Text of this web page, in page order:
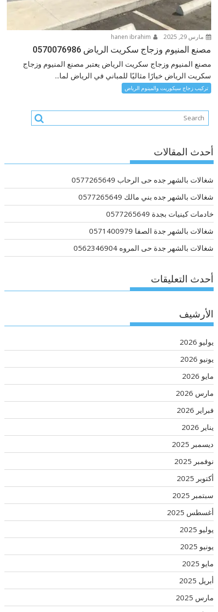
مارس 29, 2025
مصنع المنيوم وزجاج سكريت الرياض 0570076986
مصنع المنيوم وزجاج سكريت الرياض يعتبر مصنع المنيوم وزجاج
سكريت الرياض خيارًا مثاليًا للمباني في الرياض لما...
تركيب زجاج سيكوريت والمينوم الرياض
أحدث المقالات
شغالات بالشهر جده حى الرحاب 0577265649
شغالات بالشهر جده بني مالك 0577265649
خادمات كينيات بجدة 0577265649
شغالات بالشهر جدة الصفا 0571400979
شغالات بالشهر جدة حى المروه 0562346904
أحدث التعليقات
الأرشيف
يوليو 2026
يونيو 2026
مايو 2026
مارس 2026
فبراير 2026
يناير 2026
ديسمبر 2025
نوفمبر 2025
أكتوبر 2025
سبتمبر 2025
أغسطس 2025
يوليو 2025
يونيو 2025
مايو 2025
أبريل 2025
مارس 2025